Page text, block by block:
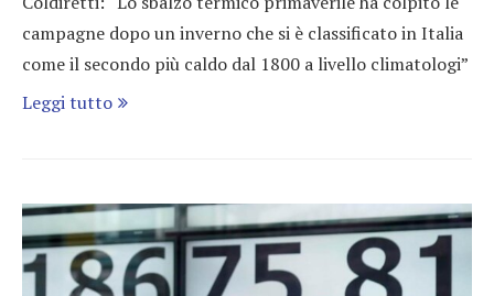
campagne dopo un inverno che si è classificato in Italia
come il secondo più caldo dal 1800 a livello climatologi”
Leggi tutto